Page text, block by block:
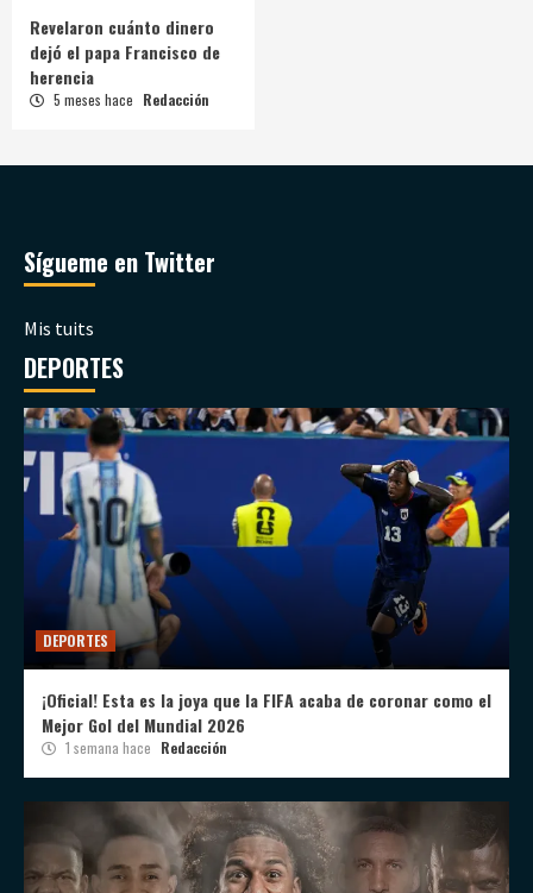
Revelaron cuánto dinero
dejó el papa Francisco de
herencia
5 meses hace Redacción
Sígueme en Twitter
Mis tuits
DEPORTES
DEPORTES
¡Oficial! Esta es la joya que la FIFA acaba de coronar como el
Mejor Gol del Mundial 2026
1 semana hace Redacción